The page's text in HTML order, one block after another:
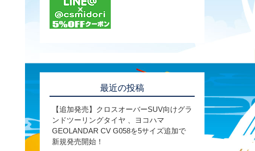
最近の投稿
【追加発売】クロスオーバーSUV向けグラ
ンドツーリングタイヤ 、ヨコハマ
GEOLANDAR CV G058を5サイズ追加で
新規発売開始！